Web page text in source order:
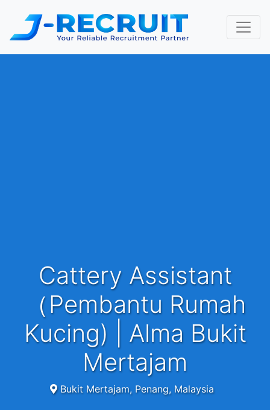
Cattery Assistant
（Pembantu Rumah
Kucing) | Alma Bukit
Mertajam
Bukit Mertajam, Penang, Malaysia